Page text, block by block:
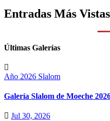
Entradas Más Vistas
Últimas Galerías
Año 2026 Slalom
Galería Slalom de Moeche
Jul 30, 2026